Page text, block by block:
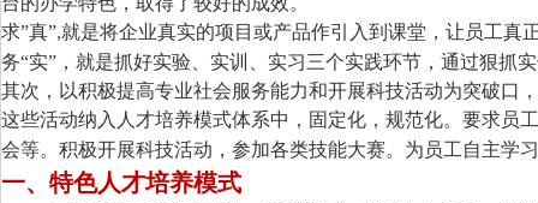
求”真”,就是将企业真实的项目或产品作引入到课堂，让员工真
务“实”，就是抓好实验、实训、实习三个实践环节，通过狠抓
其次，以积极提高专业社会服务能力和开展科技活动为突破口
这些活动纳入人才培养模式体系中，固定化，规范化。要求员
会等。积极开展科技活动，参加各类技能大赛。为员工自主学
一、特色人才培养模式